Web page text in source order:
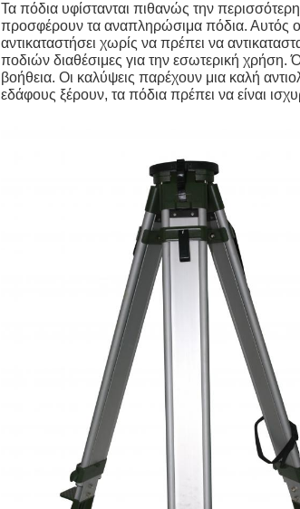
Τα πόδια υφίστανται πιθανώς την
προσφέρουν τα αναπληρώσιμα πόδια. Αυτός ο
αντικαταστήσει χωρίς να πρέπει να
ποδιών διαθέσιμες για την εσωτερική χρήση.
βοήθεια. Οι καλύψεις παρέχουν μια καλή
εδάφους ξέρουν, τα πόδια πρέπει να είναι